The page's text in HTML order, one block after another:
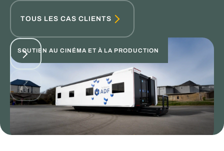
TOUS LES CAS CLIENTS
SOUTIEN AU CINÉMA ET À LA PRODUCTION